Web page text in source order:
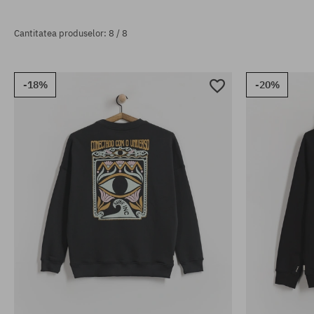
Cantitatea produselor: 8 / 8
-18% -20%